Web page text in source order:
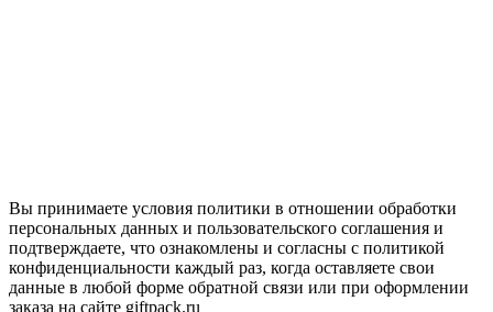
Вы принимаете условия политики в отношении обработки
персональных данных и пользовательского соглашения и
подтверждаете, что ознакомлены и согласны с политикой
конфиденциальности каждый раз, когда оставляете свои
данные в любой форме обратной связи или при оформлении
заказа на сайте giftpack.ru